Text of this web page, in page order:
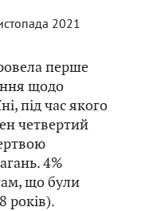
2021
перше
щодо
під час якого
четвертий
4%
що були
років).